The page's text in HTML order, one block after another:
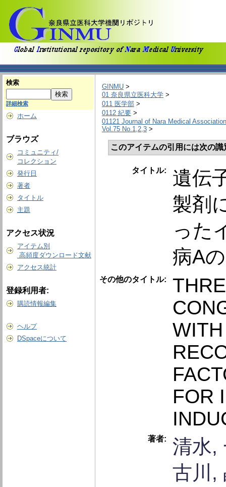
検索
詳細検索
ホーム
ブラウズ
コミュニティ/
コレクション
発行日
著者
タイトル
主題
アクセス状況
アイテム別
高頻度ダウンロード文献
アクセス統計
登録利用者:
購読情報編集
ヘルプ
DSpaceについて
GINMU >
01 奈良県立医科大学 >
011 医学部 >
0112 紀要 >
01121 Journal of Nara Medical Association
Vol.75 No.1,2,3 >
このアイテムの引用には次の
タイトル:
遺伝
製剤
った
病A
その他のタイトル:
FOR
著者:
清水,
古川,